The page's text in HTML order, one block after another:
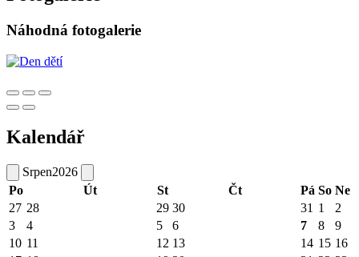
Náhodná fotogalerie
Kalendář
Srpen2026
Po
Út St Čt Pá So Ne
27 28 29 30 31 1
2
3
4 5 6 7 8
9
10 11 12 13 14 15 16